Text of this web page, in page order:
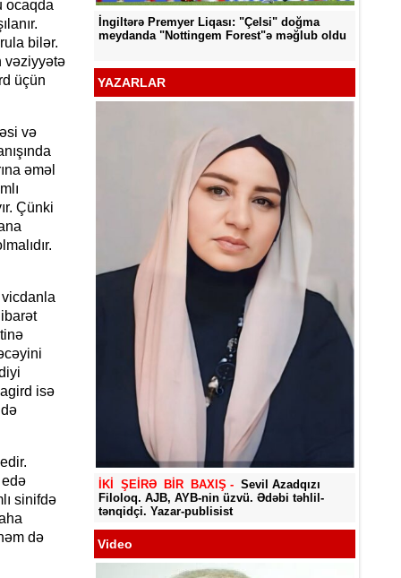
ocaqda
bilər.
vəziyyətə
üçün
və
əməl
Çünki
vicdanla
isə
sinifdə
də
edildi
İngiltərə Premyer Liqası: "Çelsi" doğma
meydanda "Nottingem Forest"ə məğlub oldu
YAZARLAR
-
İKİ ŞEİRƏ BİR BAXIŞ - Sevil Azadqızı
Filoloq. AJB, AYB-nin üzvü. Ədəbi təhlil-
tənqidçi. Yazar-publisist
Video